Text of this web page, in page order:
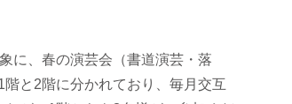
に、春の演芸会（書道演芸・落
と2階に分かれており、毎月交互